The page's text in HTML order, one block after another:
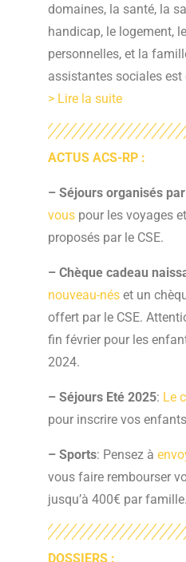
domaines, la santé, la
handicap, le logement,
personnelles, et la
assistantes sociales
> Lire la suite
ACTUS ACS-RP :
– Séjours organisés par
vous pour les voyages
proposés par le CSE.
– Chèque cadeau
nouveau-nés et un
offert par le CSE.
fin février pour les
2024.
– Séjours Eté 2025: Le
pour inscrire vos enfants
– Sports: Pensez à
vous faire rembourser
jusqu’à 400€ par famille.
DOSSIERS :